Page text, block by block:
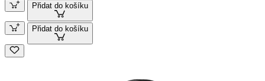
Přidat do košíku
Přidat do košíku